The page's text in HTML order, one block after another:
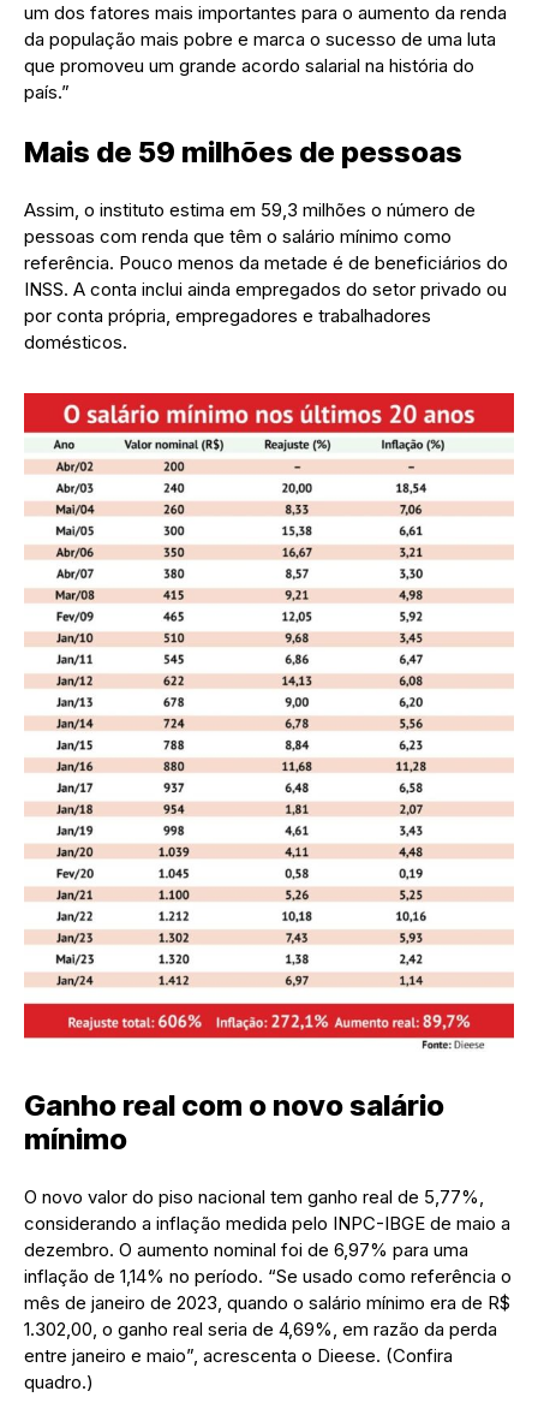
um dos fatores mais importantes para o aumento da renda
da população mais pobre e marca o sucesso de uma luta
que promoveu um grande acordo salarial na história do
país.”
Mais de 59 milhões de pessoas
Assim, o instituto estima em 59,3 milhões o número de
pessoas com renda que têm o salário mínimo como
referência. Pouco menos da metade é de beneficiários do
INSS. A conta inclui ainda empregados do setor privado ou
por conta própria, empregadores e trabalhadores
domésticos.
Ganho real com o novo salário
mínimo
O novo valor do piso nacional tem ganho real de 5,77%,
considerando a inflação medida pelo INPC-IBGE de maio a
dezembro. O aumento nominal foi de 6,97% para uma
inflação de 1,14% no período. “Se usado como referência o
mês de janeiro de 2023, quando o salário mínimo era de R$
1.302,00, o ganho real seria de 4,69%, em razão da perda
entre janeiro e maio”, acrescenta o Dieese. (Confira
quadro.)